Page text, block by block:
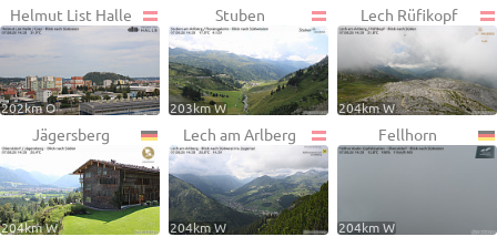
Helmut List Halle
202km O
Stuben
203km W
Lech Rüfikopf
204km W
Jägersberg
204km W
Lech am Arlberg
204km W
Fellhorn
204km W